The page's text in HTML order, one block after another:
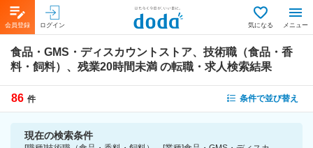
会員登録 ログイン 気になる メニュー
食品・GMS・ディスカウントストア、技術職（食品・香
料・飼料）、残業20時間未満 の転職・求人検索結果
86 件 条件で並び替え
現在の検索条件